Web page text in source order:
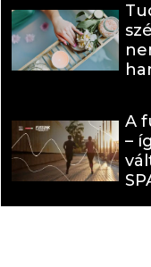
A
–